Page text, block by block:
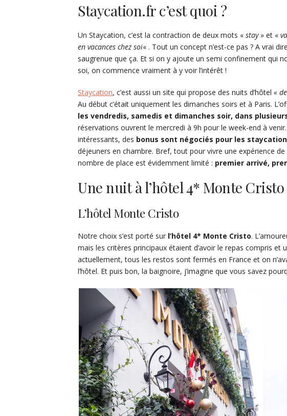
Staycation.fr c’est quoi ?
Un Staycation, c’est la contraction de deux mots « stay» et «
en vacances chez soi« . Tout un concept n’est-ce pas ? A vrai
saugrenue que ça. Et si on y ajoute un semi confinement qui
soi, on commence vraiment à y voir l’intérêt !
Staycation, c’est aussi un site qui propose des nuits d’hôtel «
Au début c’était uniquement les dimanches soirs et à Paris.
les vendredis, samedis et dimanches soir, dans
réservations ouvrent le mercredi à 9h pour le week-end à
intéressants, des bonus sont négociés pour les
déjeuners en chambre. Bref, tout pour vivre une expérience
nombre de place est évidemment limité : premier arrivé,
Une nuit à l’hôtel 4* Monte Cristo
L’hôtel Monte Cristo
Notre choix s’est porté sur l’hôtel 4* Monte Cristo.
mais les critères principaux étaient d’avoir le repas compris et
actuellement, tous les restos sont fermés en France et on
l’hôtel. Et puis bon, la baignoire, j’imagine que vous savez